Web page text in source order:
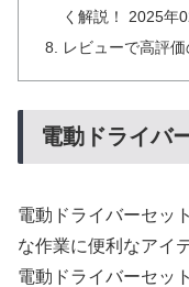
く解説！ 2025年
レビューで高評
電動ドライバ
電動ドライバーセッ
な作業に便利なアイ
電動ドライバーセッ